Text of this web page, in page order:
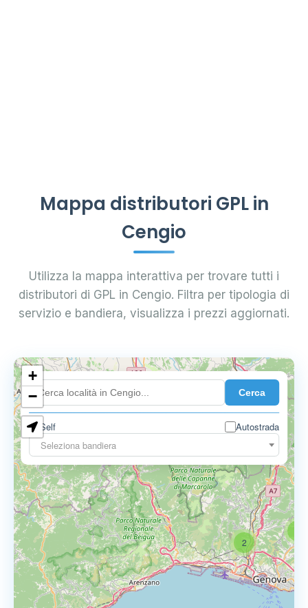
Mappa distributori GPL in
Cengio
Utilizza la mappa interattiva per trovare tutti i
distributori di GPL in Cengio. Filtra per tipologia di
servizio e bandiera, visualizza i prezzi aggiornati.
Cerca
Self
Autostrada
Seleziona bandiera
2
4
+
−